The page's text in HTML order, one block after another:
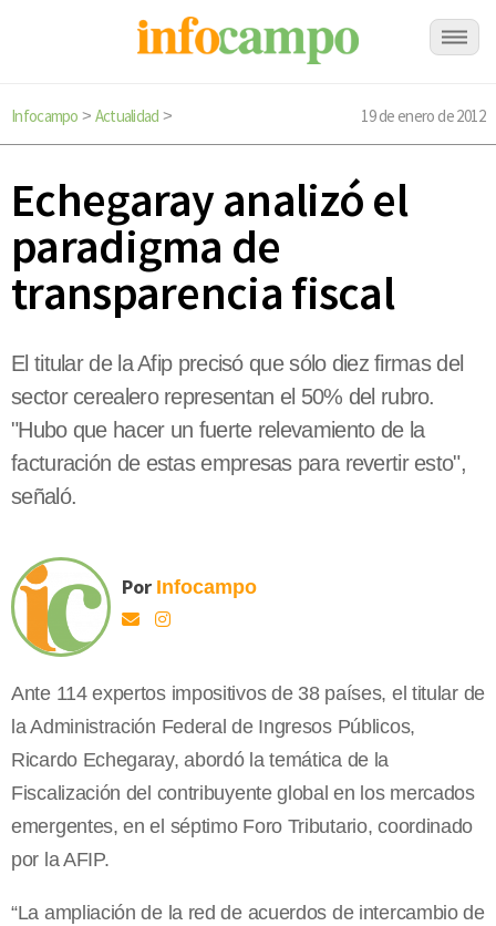
Infocampo > Actualidad > 19 de enero de 2012
Echegaray analizó el
paradigma de
transparencia fiscal
El titular de la Afip precisó que sólo diez firmas del
sector cerealero representan el 50% del rubro.
"Hubo que hacer un fuerte relevamiento de la
facturación de estas empresas para revertir esto",
señaló.
Por Infocampo
Ante 114 expertos impositivos de 38 países, el titular de
la Administración Federal de Ingresos Públicos,
Ricardo Echegaray, abordó la temática de la
Fiscalización del contribuyente global en los mercados
emergentes, en el séptimo Foro Tributario, coordinado
por la AFIP.
“La ampliación de la red de acuerdos de intercambio de